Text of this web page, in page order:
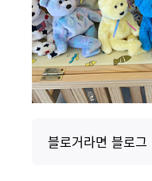
블로거라면 블로